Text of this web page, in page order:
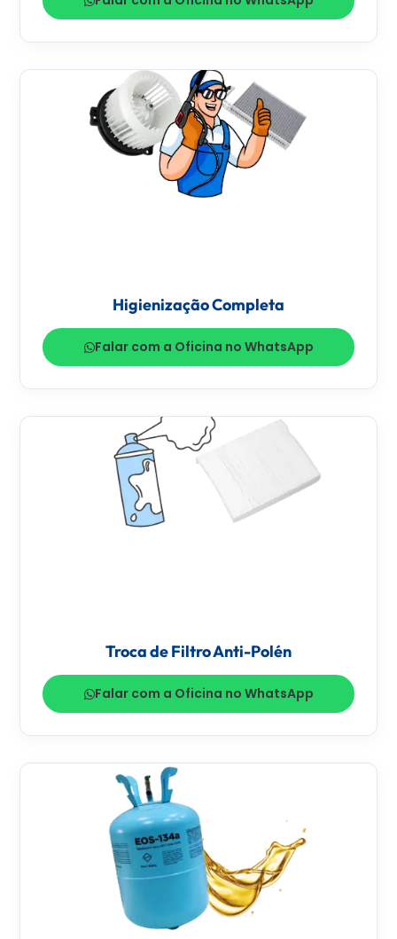
Higienização Completa
Falar com a Oficina no WhatsApp
Troca de Filtro Anti-Polén
Falar com a Oficina no WhatsApp